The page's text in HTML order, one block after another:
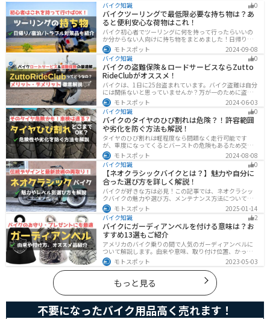
バイク知識 0
バイクツーリングで最低限必要な持ち物は？あ
ると便利安心な荷物はこれ！
バイク初心者でツーリングに何を持って行ったらいいの
か分からない人向けに持ち物をまとめました！日帰りや1
泊以上の日数別、トラブル対策やメンテ用品、出先であ
ると便利なアイテムまで全て解説しています。アレを忘
れた！持ってきたけど使わなかったなど出先で困らない
よう自分に必要な荷物を把握しておきましょう。
モトスポット
2024-09-08
バイク知識
0
バイクの盗難保険＆ロードサービスならZutto
RideClubがオススメ！
バイクは、1日に25台盗まれています。バイク盗難は自分
には関係ないと思っていませんか？万が一のために盗難
保険を検討しておきましょう。この記事ではオススメの
バイク盗難保険「ZuttoRideClub」について解説します。
ロードサービスや会員限定特典などもあるので、お得な
バイク盗難保険を探している人に最適です。
モトスポット
2024-06-03
バイク知識
0
バイクのタイヤのひび割れは危険？！許容範囲
や劣化を防ぐ方法も解説！
タイヤのひび割れは軽程度なら問題なく走行可能です
が、重度になってくるとバーストの危険もあるため交換
が必要です。どの程度なら大丈夫なのか、タイヤのひび
割れを防ぐ方法などまとめました。快適安全にバイクに
乗るためにもしっかりとチェックしておきましょう。
モトスポット
2024-08-08
バイク知識
0
【ネオクラシックバイクとは？】魅力や自分に
合った選び方を詳しく解説！
バイクが好きな方は必見！この記事では、ネオクラシッ
クバイクの魅力や選び方、メンテナンス方法について解
説しています。実はネオクラシックバイクは、見た目と
機能性の両方を求める人に最適なです。この記事を読め
ば、ネオクラシックバイクの魅力が理解できます。
モトスポット
2025-01-14
バイク知識
2
バイクにガーディアンベルを付ける意味は？お
すすめ13選もご紹介
アメリカのバイク乗りの間で人気のガーディアンベルに
ついて解説します。由来や意味、取り付け位置、かっこ
いいオススメのガーディアンベルも紹介します。自分用
のお守りとしてだけでなく、プレゼントとしても最適な
ので、気になっている人は参考にしてみてください。
モトスポット 2023-05-03
もっと見る
不要になったバイク用品高く売れます！